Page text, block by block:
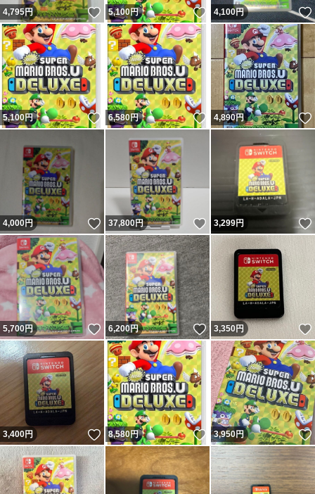
4,795円 いいね！
5,100円 いいね！
4,100円
5,100円 いいね！
6,580円 いいね！
4,890円
4,000円 いいね！
37,800円 いいね！
3,299円
5,700円 いいね！
6,200円 いいね！
3,350円
3,400円 いいね！
8,580円 いいね！
3,950円